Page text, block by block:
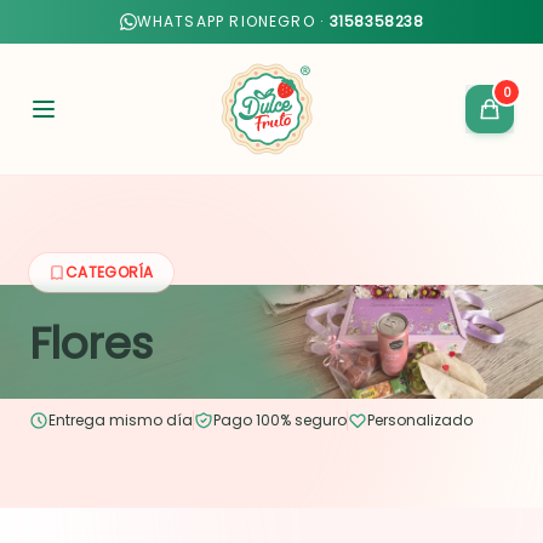
WHATSAPP RIONEGRO · 3158358238
0
CATEGORÍA
Flores
Entrega mismo día Pago 100% seguro Personalizado